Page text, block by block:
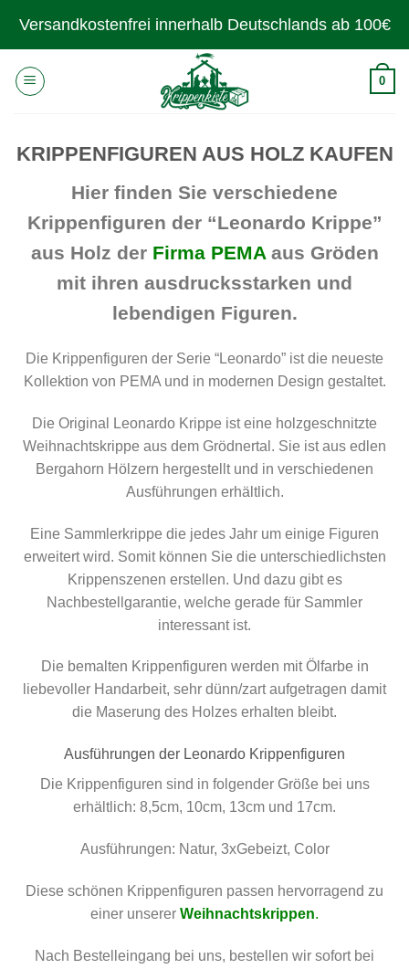
InhaltVersandkostenfrei innerhalb Deutschlands ab 100€
0
KRIPPENFIGUREN AUS HOLZ KAUFEN
Hier finden Sie verschiedene
Krippenfiguren der “Leonardo Krippe”
aus Holz der Firma PEMAaus Gröden
mit ihren ausdrucksstarken und
lebendigen Figuren.
Die Krippenfiguren der Serie “Leonardo” ist die neueste
Kollektion von PEMA und in modernen Design gestaltet.
Die Original Leonardo Krippe ist eine holzgeschnitzte
Weihnachtskrippe aus dem Grödnertal. Sie ist aus edlen
Bergahorn Hölzern hergestellt und in verschiedenen
Ausführungen erhältlich.
Eine Sammlerkrippe die jedes Jahr um einige Figuren
erweitert wird. Somit können Sie die unterschiedlichsten
Krippenszenen erstellen. Und dazu gibt es
Nachbestellgarantie, welche gerade für Sammler
interessant ist.
Die bemalten Krippenfiguren werden mit Ölfarbe in
liebevoller Handarbeit, sehr dünn/zart aufgetragen damit
die Maserung des Holzes erhalten bleibt.
Ausführungen der Leonardo Krippenfiguren
Die Krippenfiguren sind in folgender Größe bei uns
erhältlich: 8,5cm, 10cm, 13cm und 17cm.
Ausführungen: Natur, 3xGebeizt, Color
Diese schönen Krippenfiguren passen hervorragend zu
einer unserer Weihnachtskrippen.
Nach Bestelleingang bei uns, bestellen wir sofort bei